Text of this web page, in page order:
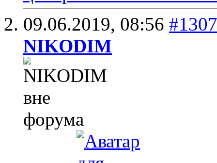
09.06.2019, 08:56
NIKODIM